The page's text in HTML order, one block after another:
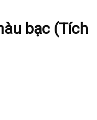
bạc (Tích